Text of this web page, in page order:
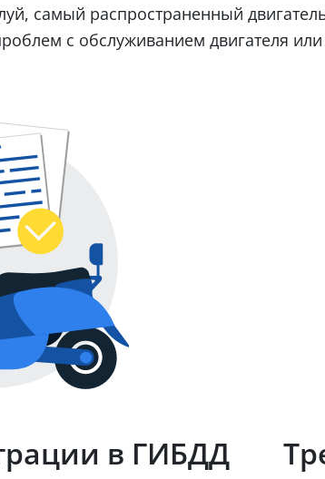
самый распространенный
с обслуживанием двигателя
в ГИБДД